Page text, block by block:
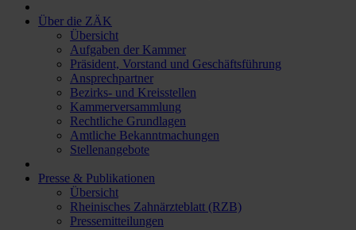
Über die ZÄK
Übersicht
Aufgaben der Kammer
Präsident, Vorstand und Geschäftsführung
Ansprechpartner
Bezirks- und Kreisstellen
Kammerversammlung
Rechtliche Grundlagen
Amtliche Bekanntmachungen
Stellenangebote
Presse & Publikationen
Übersicht
Rheinisches Zahnärzteblatt (RZB)
Pressemitteilungen